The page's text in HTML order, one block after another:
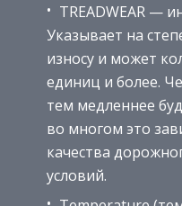
TREADWEAR —
Указывает на
износу и может
единиц и более.
тем медленнее
во многом это
качества
условий.